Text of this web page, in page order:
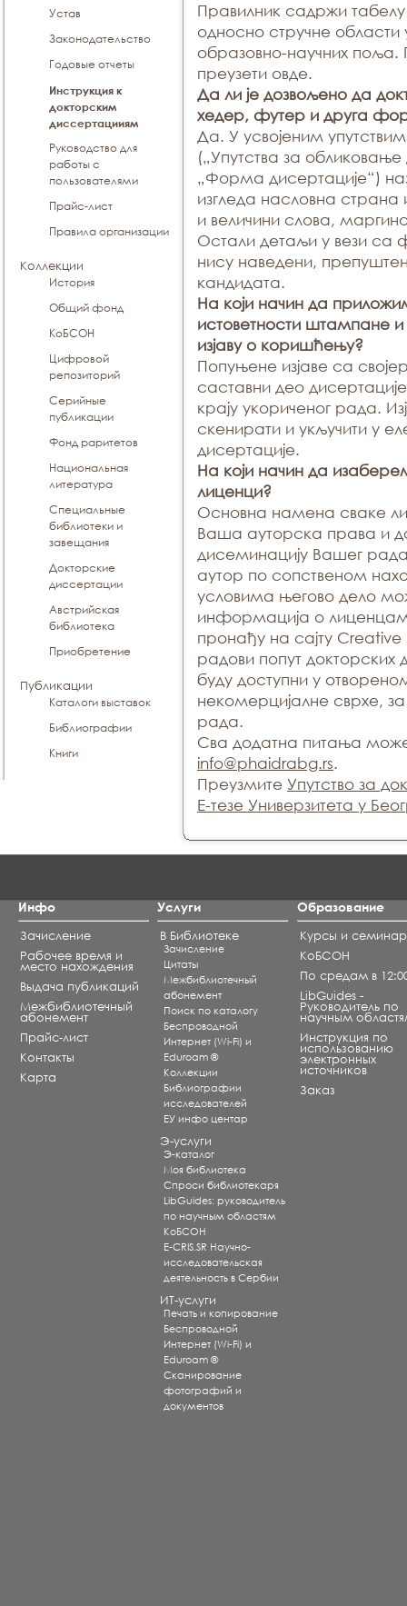
Устав
Законодательство
Годовые отчеты
Инструкция к
докторским
диссертацииям
Руководство для
работы с
пользователями
Прайс-лист
Правила организации
Коллекции
История
Общий фонд
КоБСОН
Цифровой
репозиторий
Серийные
публикации
Фонд раритетов
Национальная
литература
Специальные
библиотеки и
завещания
Докторские
диссертации
Австрийская
библиотека
Приобретение
Публикации
Каталоги выставок
Библиографии
Книги
Правилник садржи
односно стручне области
образовно-научних поља.
преузети овде.
Да ли је дозвољено да
хедер, футер и друга
Да. У усвојеним
(„Упутства за
„Форма дисертације“)
изгледа насловна
и величини слова,
Остали детаљи у вези
нису наведени,
кандидата.
На који начин да
истоветности штампане и
изјаву о коришћењу?
Попуњене изјаве са
саставни део
крају укориченог рада.
скенирати и укључити у
дисертације.
На који начин да
лиценци?
Основна намена сваке
Ваша ауторска права и
дисеминацију Вашег
аутор по сопственом
условима његово дело
информација о
пронађу на сајту
радови попут докторских
буду доступни у
некомерцијалне сврхе,
рада.
Сва додатна питања
info@phaidrabg.rs.
Преузмите Упутство за
Е-тезе Универзитета у
Инфо
Зачисление
Рабочее время и
место нахождения
Выдача публикаций
Межбиблиотечный
абонемент
Прайс-лист
Контакты
Карта
Услуги
В Библиотеке
Зачисление
Цитаты
Межбиблиотечный
абонемент
Поиск по каталогу
Беспроводной
Интернет (Wi-Fi) и
Eduroam ®
Коллекции
Библиографии
исследователей
ЕУ инфо центар
Э-услуги
Э-каталог
Моя библиотека
Спроси библиотекаря
LibGuides: руководитель
по научным областям
КоБСОН
E-CRIS.SR Научно-
исследовательская
деятельность в Сербии
ИТ-услуги
Печать и копирование
Беспроводной
Интернет (Wi-Fi) и
Eduroam ®
Сканирование
фотографий и
документов
Образование
Курсы и
КоБСОН
По средам в
LibGuides -
Руководитель по
научным
Инструкция по
использованию
электронных
источников
Заказ